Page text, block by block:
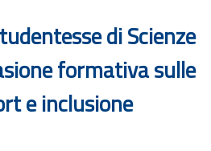
di Scienze
formativa sulle
e inclusione